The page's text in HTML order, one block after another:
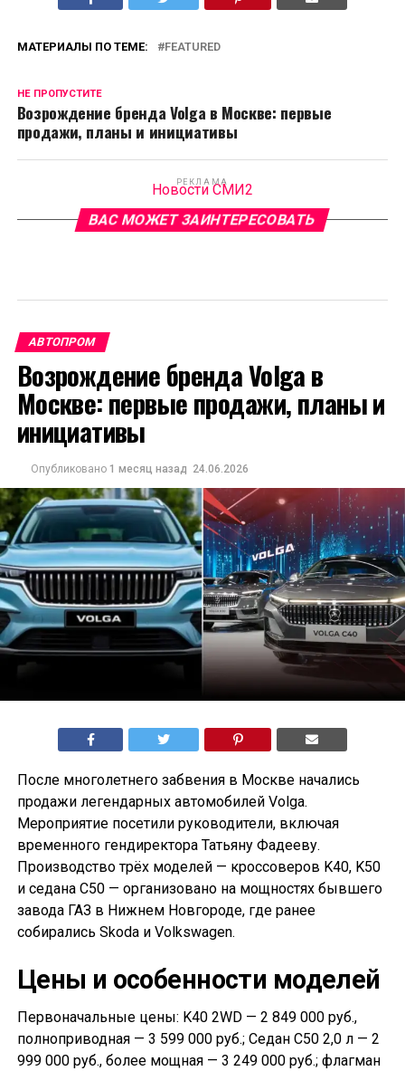
МАТЕРИАЛЫ ПО ТЕМЕ: FEATURED
НЕ ПРОПУСТИТЕ
Возрождение бренда Volga в Москве: первые
продажи, планы и инициативы
РЕКЛАМА
Новости СМИ2
ВАС МОЖЕТ ЗАИНТЕРЕСОВАТЬ
АВТОПРОМ
Возрождение бренда Volga в
Москве: первые продажи, планы и
инициативы
Опубликовано 1 месяц назад 24.06.2026
После многолетнего забвения в Москве начались
продажи легендарных автомобилей Volga.
Мероприятие посетили руководители, включая
временного гендиректора Татьяну Фадееву.
Производство трёх моделей — кроссоверов K40, K50
и седана С50 — организовано на мощностях бывшего
завода ГАЗ в Нижнем Новгороде, где ранее
собирались Skoda и Volkswagen.
Цены и особенности моделей
Первоначальные цены: K40 2WD — 2 849 000 руб.,
полноприводная — 3 599 000 руб.; Седан С50 2,0 л — 2
999 000 руб., более мощная — 3 249 000 руб.; флагман